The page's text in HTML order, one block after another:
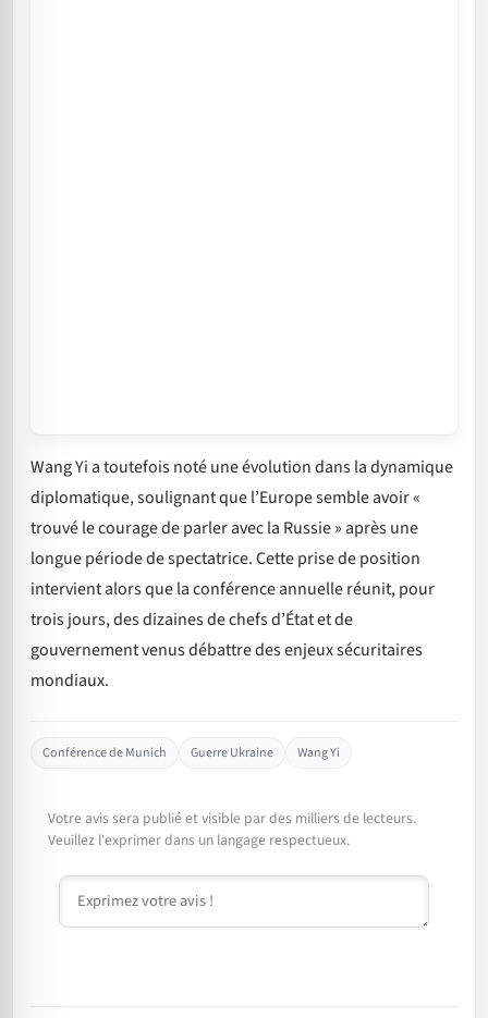
Wang Yi a toutefois noté une évolution dans la dynamique
diplomatique, soulignant que l’Europe semble avoir «
trouvé le courage de parler avec la Russie » après une
longue période de spectatrice. Cette prise de position
intervient alors que la conférence annuelle réunit, pour
trois jours, des dizaines de chefs d’État et de
gouvernement venus débattre des enjeux sécuritaires
mondiaux.
Conférence de Munich Guerre Ukraine Wang Yi
Votre avis sera publié et visible par des milliers de lecteurs.
Veuillez l'exprimer dans un langage respectueux.
Commentaire